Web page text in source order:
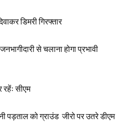
डिमरी गिरफ्तार
से चलाना होगा प्रभावी
रहेंः सीएम
पड़ताल को ग्राउंड जीरो पर उतरे डीएम